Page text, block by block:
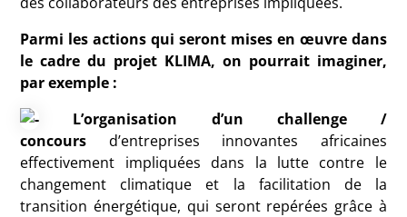
Parmi les actions qui seront mises en œuvre dans
le cadre du projet KLIMA, on pourrait imaginer,
par exemple :
L’organisation d’un challenge /
concours
d’entreprises innovantes africaines
effectivement impliquées dans la lutte contre le
changement climatique et la facilitation de la
transition énergétique, qui seront repérées grâce à